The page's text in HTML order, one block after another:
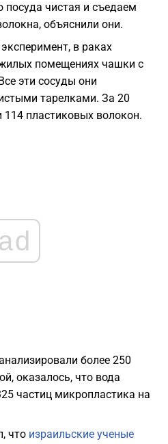
чистая и съедаем
объяснили они.
в раках
помещениях чашки с
эти сосуды они
тарелками. За 20
пластиковых волокон.
ad
более 250
оказалось, что вода
частиц микропластика на
что израильские ученые